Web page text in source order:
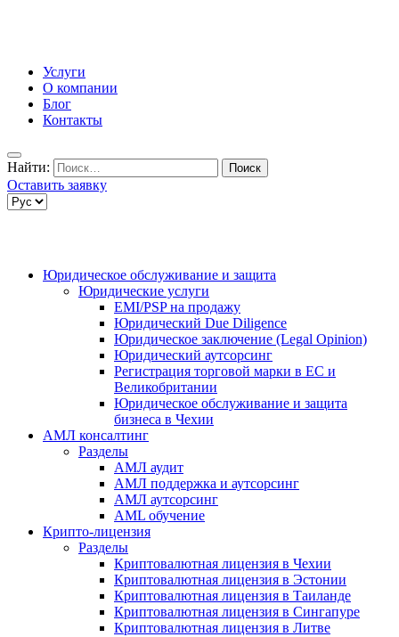
Услуги
О компании
Блог
Контакты
Найти:
Оставить заявку
Юридическое обслуживание и защита
Юридические услуги
EMI/PSP на продажу
Юридический Due Diligence
Юридическое заключение (Legal Opinion)
Юридический аутсорсинг
Регистрация торговой марки в ЕС и
Великобритании
Юридическое обслуживание и защита
бизнеса в Чехии
АМЛ консалтинг
Разделы
АМЛ аудит
АМЛ поддержка и аутсорсинг
АМЛ аутсорсинг
AML обучение
Крипто-лицензия
Разделы
Криптовалютная лицензия в Чехии
Криптовалютная лицензия в Эстонии
Криптовалютная лицензия в Таиланде
Криптовалютная лицензия в Сингапуре
Криптовалютная лицензия в Литве